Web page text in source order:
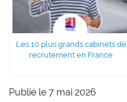
Les 10 plus grands cabinets de
recrutement en France
Publié le 7 mai 2026